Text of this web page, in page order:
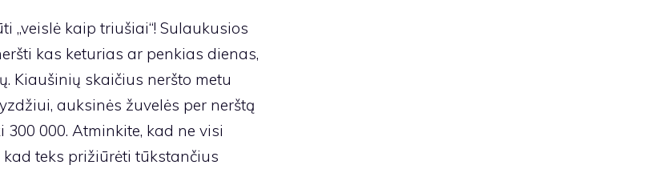
„veislė kaip triušiai“! Sulaukusios
kas keturias ar penkias dienas,
Kiaušinių skaičius neršto metu
auksinės žuvelės per nerštą
000. Atminkite, kad ne visi
teks prižiūrėti tūkstančius